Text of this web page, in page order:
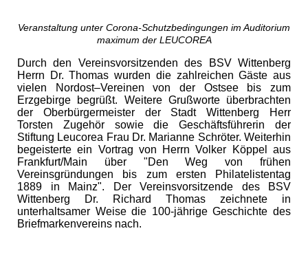
Veranstaltung unter Corona-Schutzbedingungen im Auditorium
maximum der LEUCOREA
Durch den Vereinsvorsitzenden des BSV Wittenberg
Herrn Dr. Thomas wurden die zahlreichen Gäste aus
vielen Nordost–Vereinen von der Ostsee bis zum
Erzgebirge begrüßt. Weitere Grußworte überbrachten
der Oberbürgermeister der Stadt Wittenberg Herr
Torsten Zugehör sowie die Geschäftsführerin der
Stiftung Leucorea Frau Dr. Marianne Schröter. Weiterhin
begeisterte ein Vortrag von Herrn Volker Köppel aus
Frankfurt/Main über "Den Weg von frühen
Vereinsgründungen bis zum ersten Philatelistentag
1889 in Mainz". Der Vereinsvorsitzende des BSV
Wittenberg Dr. Richard Thomas zeichnete in
unterhaltsamer Weise die 100-jährige Geschichte des
Briefmarkenvereins nach.